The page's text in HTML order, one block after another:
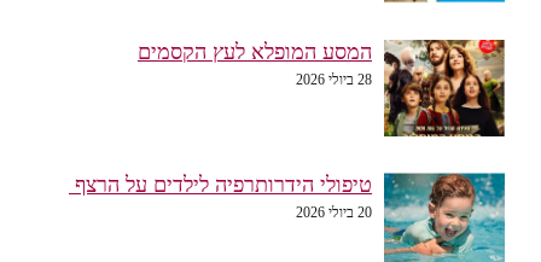
המסע המופלא לעץ הקסמים
28 ביולי 2026
טיפולי הידרותרפיה לילדים על הרצף
20 ביולי 2026